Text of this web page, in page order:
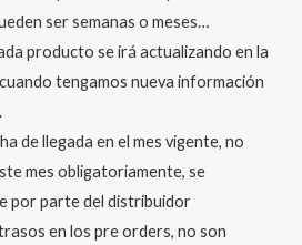
ser semanas o meses…
producto se irá actualizando en la
tengamos nueva información
de llegada en el mes vigente, no
mes obligatoriamente, se
por parte del distribuidor
en los pre orders, no son